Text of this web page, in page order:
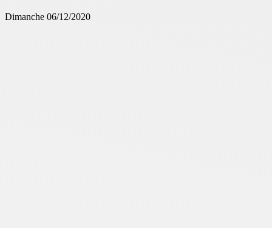
Dimanche 06/12/2020